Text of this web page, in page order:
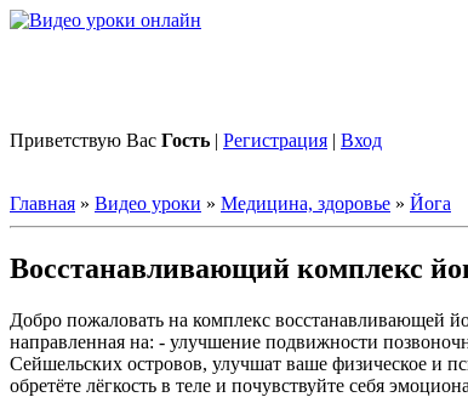
Приветствую Вас Гость | Регистрация | Вход
Главная » Видео уроки » Медицина, здоровье » Йога
Восстанавливающий комплекс
Добро пожаловать на комплекс восстанавливающей
направленная на: - улучшение подвижности
Сейшельских островов, улучшат ваше физическое и
обретёте лёгкость в теле и почувствуйте себя